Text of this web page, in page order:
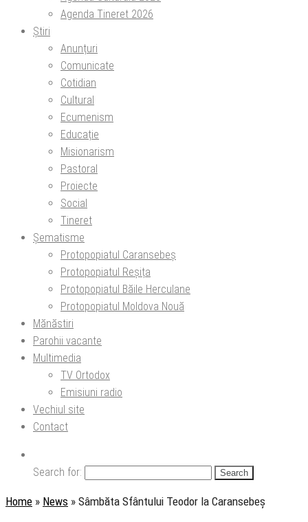
Agenda Tineret 2026
Știri
Anunțuri
Comunicate
Cotidian
Cultural
Ecumenism
Educație
Misionarism
Pastoral
Proiecte
Social
Tineret
Șematisme
Protopopiatul Caransebeș
Protopopiatul Reșița
Protopopiatul Băile Herculane
Protopopiatul Moldova Nouă
Mănăstiri
Parohii vacante
Multimedia
TV Ortodox
Emisiuni radio
Vechiul site
Contact
Search for:
Home » News » Sâmbăta Sfântului Teodor la Caransebeș